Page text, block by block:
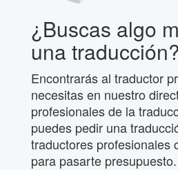
¿Buscas algo
una traducción?
Encontrarás al traductor
necesitas en nuestro
profesionales de la
puedes pedir una
traductores profesionales
para pasarte presupuesto.